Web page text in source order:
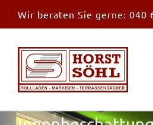
Inhalt
Wir beraten Sie gerne: 040